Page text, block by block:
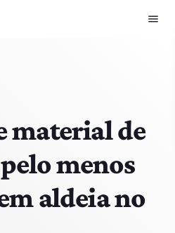
menu
material de
menos
aldeia no